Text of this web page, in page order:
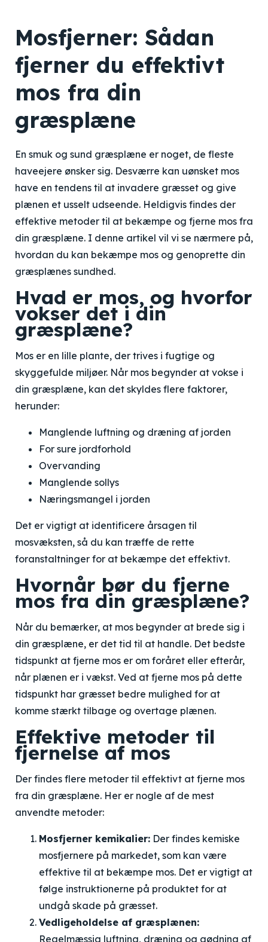
Mosfjerner: Sådan
fjerner du effektivt
mos fra din
græsplæne
En smuk og sund græsplæne er noget, de fleste
haveejere ønsker sig. Desværre kan uønsket mos
have en tendens til at invadere græsset og give
plænen et usselt udseende. Heldigvis findes der
effektive metoder til at bekæmpe og fjerne mos fra
din græsplæne. I denne artikel vil vi se nærmere på,
hvordan du kan bekæmpe mos og genoprette din
græsplænes sundhed.
Hvad er mos, og hvorfor
vokser det i din
græsplæne?
Mos er en lille plante, der trives i fugtige og
skyggefulde miljøer. Når mos begynder at vokse i
din græsplæne, kan det skyldes flere faktorer,
herunder:
Manglende luftning og dræning af jorden
For sure jordforhold
Overvanding
Manglende sollys
Næringsmangel i jorden
Det er vigtigt at identificere årsagen til
mosvæksten, så du kan træffe de rette
foranstaltninger for at bekæmpe det effektivt.
Hvornår bør du fjerne
mos fra din græsplæne?
Når du bemærker, at mos begynder at brede sig i
din græsplæne, er det tid til at handle. Det bedste
tidspunkt at fjerne mos er om foråret eller efterår,
når plænen er i vækst. Ved at fjerne mos på dette
tidspunkt har græsset bedre mulighed for at
komme stærkt tilbage og overtage plænen.
Effektive metoder til
fjernelse af mos
Der findes flere metoder til effektivt at fjerne mos
fra din græsplæne. Her er nogle af de mest
anvendte metoder:
Mosfjerner kemikalier: Der findes kemiske
mosfjernere på markedet, som kan være
effektive til at bekæmpe mos. Det er vigtigt at
følge instruktionerne på produktet for at
undgå skade på græsset.
Vedligeholdelse af græsplænen:
Regelmæssig luftning, dræning og gødning af